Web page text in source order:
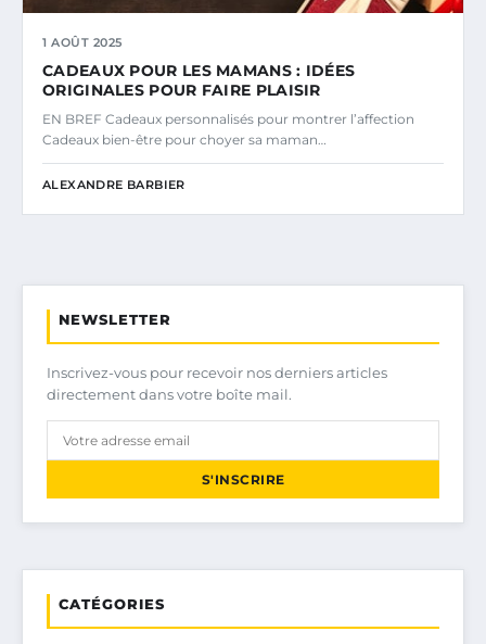
1 AOÛT 2025
CADEAUX POUR LES MAMANS : IDÉES
ORIGINALES POUR FAIRE PLAISIR
EN BREF Cadeaux personnalisés pour montrer l’affection
Cadeaux bien-être pour choyer sa maman…
ALEXANDRE BARBIER
NEWSLETTER
Inscrivez-vous pour recevoir nos derniers articles
directement dans votre boîte mail.
S'INSCRIRE
CATÉGORIES